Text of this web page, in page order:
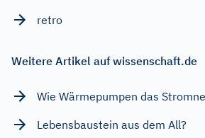
retro
Weitere Artikel auf wissenschaft.de
Wie Wärmepumpen das
Lebensbaustein aus dem All?